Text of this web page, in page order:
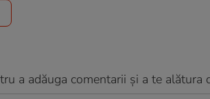
a adăuga comentarii și a te alătura